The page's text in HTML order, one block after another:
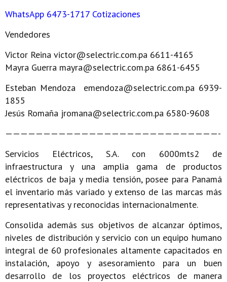
WhatsApp 6473-1717 Cotizaciones
Vendedores
Victor Reina victor@selectric.com.pa 6611-4165
Mayra Guerra mayra@selectric.com.pa 6861-6455
Esteban Mendoza emendoza@selectric.com.pa 6939-
1855
Jesús Romaña jromana@selectric.com.pa 6580-9608
————————————————————————————-
Servicios Eléctricos, S.A. con 6000mts2 de
infraestructura y una amplia gama de productos
eléctricos de baja y media tensión, posee para Panamá
el inventario más variado y extenso de las marcas más
representativas y reconocidas internacionalmente.
Consolida además sus objetivos de alcanzar óptimos,
niveles de distribución y servicio con un equipo humano
integral de 60 profesionales altamente capacitados en
instalación, apoyo y asesoramiento para un buen
desarrollo de los proyectos eléctricos de manera